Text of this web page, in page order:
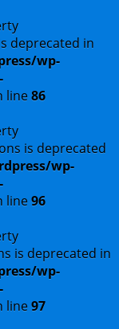
deprecated in
wp-
line86
is deprecated
wp-
line96
is deprecated in
wp-
line97